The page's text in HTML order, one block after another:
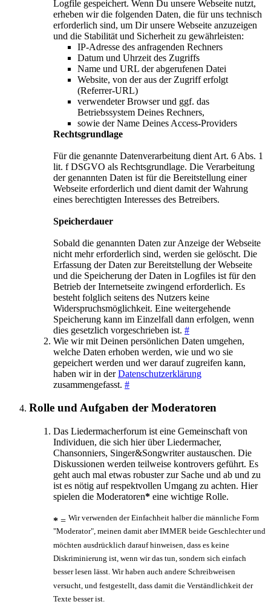
Logfile gespeichert. Wenn Du unsere Webseite nutzt,
erheben wir die folgenden Daten, die für uns technisch
erforderlich sind, um Dir unsere Webseite anzuzeigen
und die Stabilität und Sicherheit zu gewährleisten:
IP-Adresse des anfragenden Rechners
Datum und Uhrzeit des Zugriffs
Name und URL der abgerufenen Datei
Website, von der aus der Zugriff erfolgt
(Referrer-URL)
verwendeter Browser und ggf. das
Betriebssystem Deines Rechners,
sowie der Name Deines Access-Providers
Rechtsgrundlage
Für die genannte Datenverarbeitung dient Art. 6 Abs. 1
lit. f DSGVO als Rechtsgrundlage. Die Verarbeitung
der genannten Daten ist für die Bereitstellung einer
Webseite erforderlich und dient damit der Wahrung
eines berechtigten Interesses des Betreibers.
Speicherdauer
Sobald die genannten Daten zur Anzeige der Webseite
nicht mehr erforderlich sind, werden sie gelöscht. Die
Erfassung der Daten zur Bereitstellung der Webseite
und die Speicherung der Daten in Logfiles ist für den
Betrieb der Internetseite zwingend erforderlich. Es
besteht folglich seitens des Nutzers keine
Widerspruchsmöglichkeit. Eine weitergehende
Speicherung kann im Einzelfall dann erfolgen, wenn
dies gesetzlich vorgeschrieben ist. #
Wie wir mit Deinen persönlichen Daten umgehen,
welche Daten erhoben werden, wie und wo sie
gepeichert werden und wer darauf zugreifen kann,
haben wir in derDatenschutzerklärung
zusammengefasst. #
Rolle und Aufgaben der Moderatoren
Das Liedermacherforum ist eine Gemeinschaft von
Individuen, die sich hier über Liedermacher,
Chansonniers, Singer&Songwriter austauschen. Die
Diskussionen werden teilweise kontrovers geführt. Es
geht auch mal etwas robuster zur Sache und ab und zu
ist es nötig auf respektvollen Umgang zu achten. Hier
spielen die Moderatoren* eine wichtige Rolle.
* = Wir verwenden der Einfachheit halber die männliche Form
"Moderator", meinen damit aber IMMER beide Geschlechter und
möchten ausdrücklich darauf hinweisen, dass es keine
Diskriminierung ist, wenn wir das tun, sondern sich einfach
besser lesen lässt. Wir haben auch andere Schreibweisen
versucht, und festgestellt, dass damit die Verständlichkeit der
Texte besser ist.